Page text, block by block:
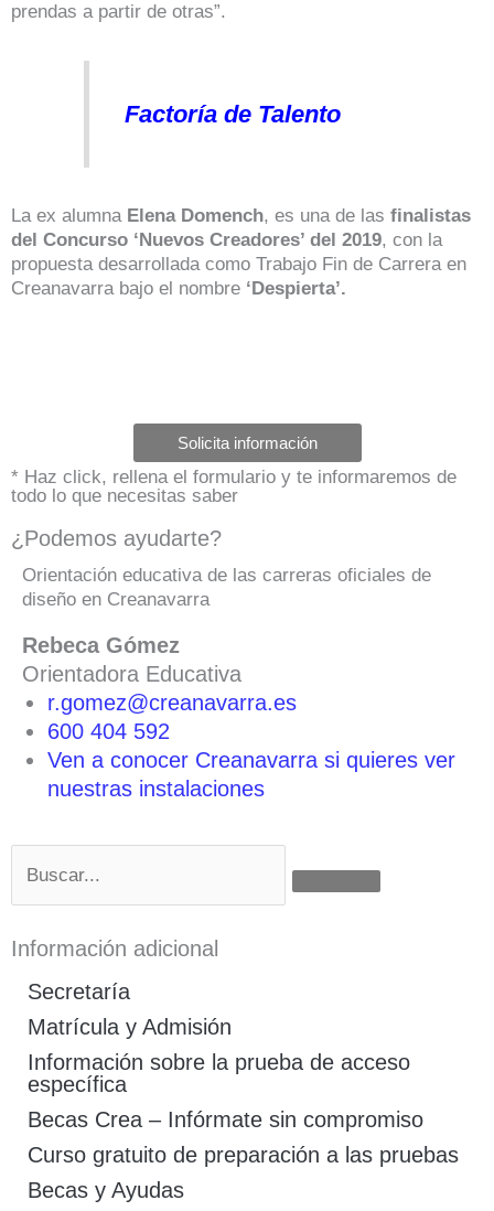
prendas a partir de otras”.
Factoría de Talento
La ex alumnaElena Domench, es una de las finalistas
del Concurso ‘Nuevos Creadores’ del 2019, con la
propuesta desarrollada como Trabajo Fin de Carrera en
Creanavarra bajo el nombre ‘Despierta’.
Solicita información
* Haz click, rellena el formulario y te informaremos de
todo lo que necesitas saber
¿Podemos ayudarte?
Orientación educativa de las carreras oficiales de
diseño en Creanavarra
Rebeca Gómez
Orientadora Educativa
r.gomez@creanavarra.es
600 404 592
Ven a conocer Creanavarra si quieres ver
nuestras instalaciones
Información adicional
Secretaría
Matrícula y Admisión
Información sobre la prueba de acceso
específica
Becas Crea – Infórmate sin compromiso
Curso gratuito de preparación a las pruebas
Becas y Ayudas